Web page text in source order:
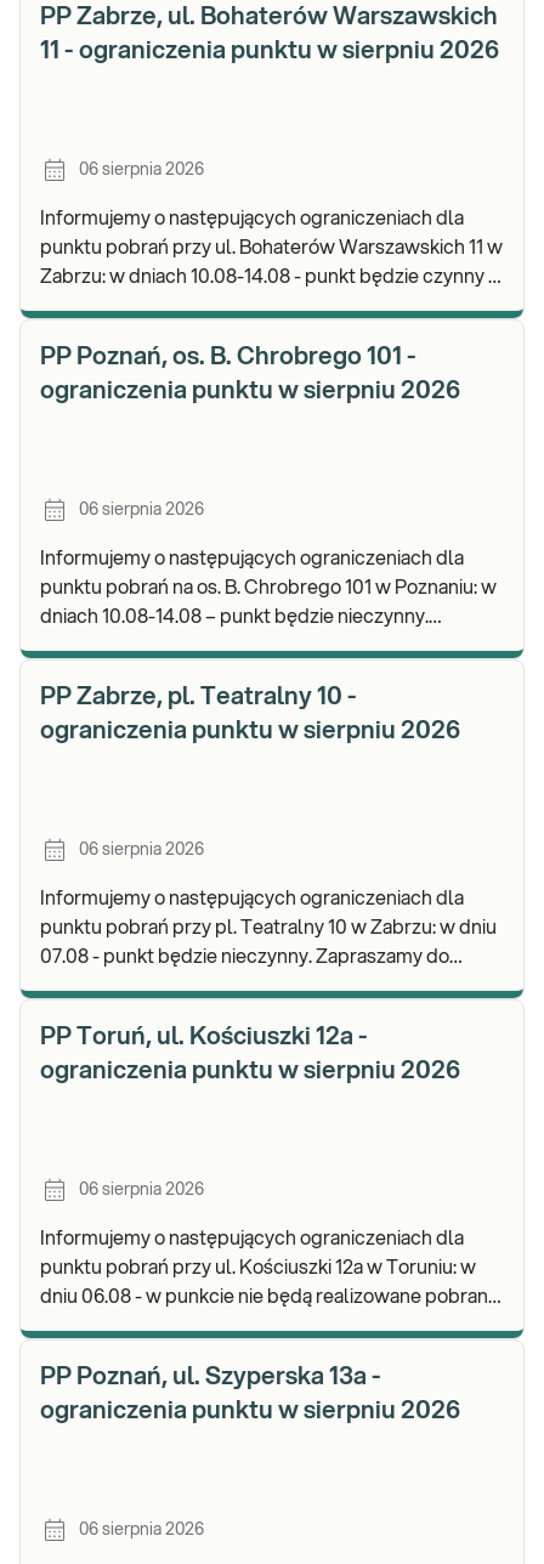
PP Zabrze, ul. Bohaterów Warszawskich
11 - ograniczenia punktu w sierpniu 2026
06 sierpnia 2026
Informujemy o następujących ograniczeniach dla
punktu pobrań przy ul. Bohaterów Warszawskich 11 w
Zabrzu: w dniach 10.08-14.08 - punkt będzie czynny w
PP Poznań, os. B. Chrobrego 101 -
ograniczenia punktu w sierpniu 2026
06 sierpnia 2026
Informujemy o następujących ograniczeniach dla
punktu pobrań na os. B. Chrobrego 101 w Poznaniu: w
dniach 10.08-14.08 – punkt będzie nieczynny.
PP Zabrze, pl. Teatralny 10 -
ograniczenia punktu w sierpniu 2026
06 sierpnia 2026
Informujemy o następujących ograniczeniach dla
punktu pobrań przy pl. Teatralny 10 w Zabrzu: w dniu
07.08 - punkt będzie nieczynny. Zapraszamy do
PP Toruń, ul. Kościuszki 12a -
ograniczenia punktu w sierpniu 2026
06 sierpnia 2026
Informujemy o następujących ograniczeniach dla
punktu pobrań przy ul. Kościuszki 12a w Toruniu: w
dniu 06.08 - w punkcie nie będą realizowane pobrania
PP Poznań, ul. Szyperska 13a -
ograniczenia punktu w sierpniu 2026
06 sierpnia 2026